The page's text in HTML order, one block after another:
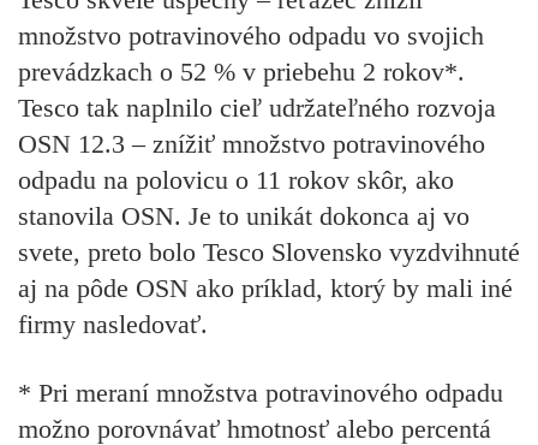
množstvo potravinového odpadu vo svojich
prevádzkach o 52 % v priebehu 2 rokov*.
Tesco tak naplnilo cieľ udržateľného rozvoja
OSN 12.3 – znížiť množstvo potravinového
odpadu na polovicu o 11 rokov skôr, ako
stanovila OSN. Je to unikát dokonca aj vo
svete, preto bolo Tesco Slovensko vyzdvihnuté
aj na pôde OSN ako príklad, ktorý by mali iné
firmy nasledovať.
* Pri meraní množstva potravinového odpadu
možno porovnávať hmotnosť alebo percentá